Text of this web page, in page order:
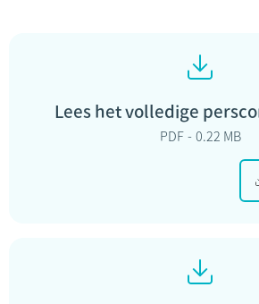
Lees het volledige
PDF 0.22 MB